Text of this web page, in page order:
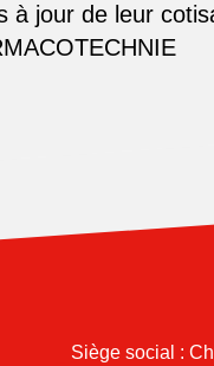
à jour de leur
Siège social :